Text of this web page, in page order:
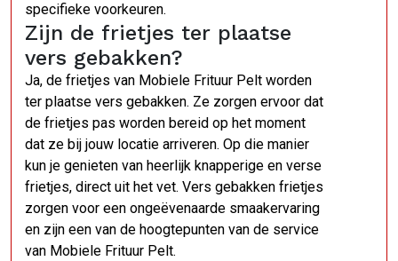
specifieke voorkeuren.
Zijn de frietjes ter plaatse
vers gebakken?
Ja, de frietjes van Mobiele Frituur Pelt worden
ter plaatse vers gebakken. Ze zorgen ervoor dat
de frietjes pas worden bereid op het moment
dat ze bij jouw locatie arriveren. Op die manier
kun je genieten van heerlijk knapperige en verse
frietjes, direct uit het vet. Vers gebakken frietjes
zorgen voor een ongeëvenaarde smaakervaring
en zijn een van de hoogtepunten van de service
van Mobiele Frituur Pelt.